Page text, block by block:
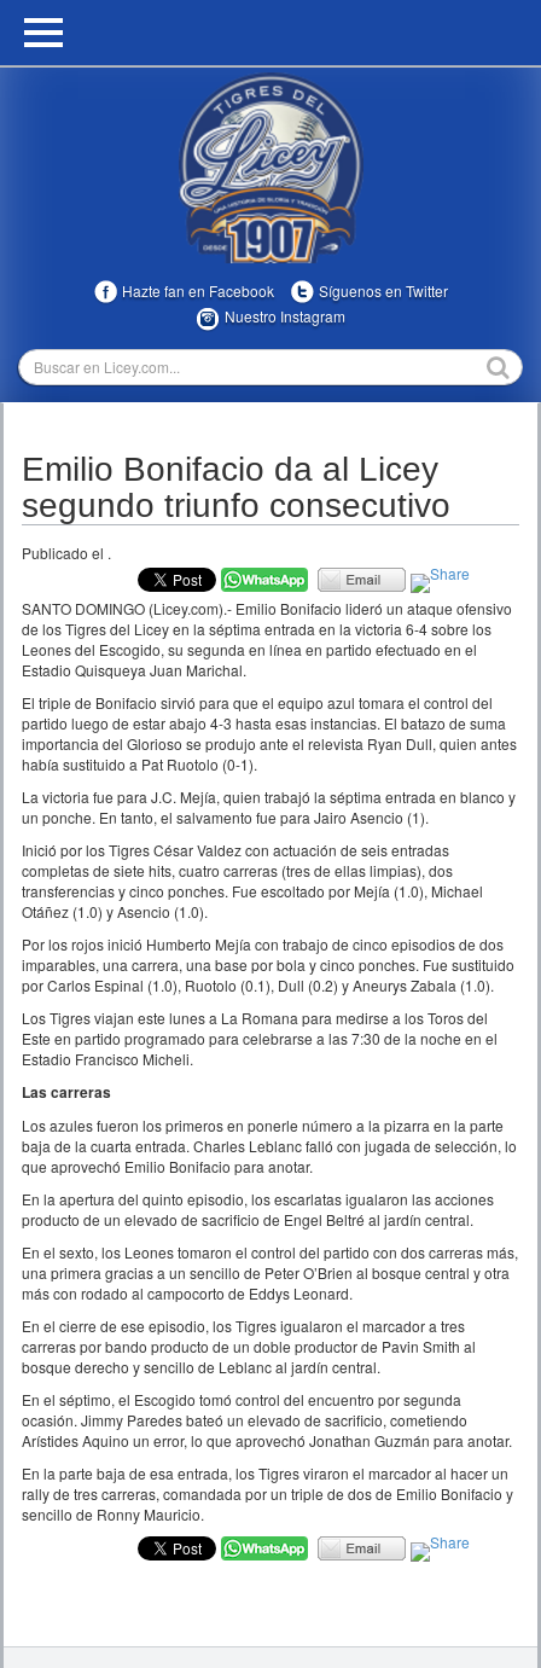
HOME
MULTIMEDIA
TEMPORADAS
Hazte fan en Facebook
Síguenos en Twitter
Nuestro Instagram
Emilio Bonifacio da al Licey
segundo triunfo consecutivo
Publicado el .
SANTO DOMINGO (Licey.com).- Emilio Bonifacio lideró un ataque ofensivo
de los Tigres del Licey en la séptima entrada en la victoria 6-4 sobre los
Leones del Escogido, su segunda en línea en partido efectuado en el
Estadio Quisqueya Juan Marichal.
El triple de Bonifacio sirvió para que el equipo azul tomara el control del
partido luego de estar abajo 4-3 hasta esas instancias. El batazo de suma
importancia del Glorioso se produjo ante el relevista Ryan Dull, quien antes
había sustituido a Pat Ruotolo (0-1).
La victoria fue para J.C. Mejía, quien trabajó la séptima entrada en blanco y
un ponche. En tanto, el salvamento fue para Jairo Asencio (1).
Inició por los Tigres César Valdez con actuación de seis entradas
completas de siete hits, cuatro carreras (tres de ellas limpias), dos
transferencias y cinco ponches. Fue escoltado por Mejía (1.0), Michael
Otáñez (1.0) y Asencio (1.0).
Por los rojos inició Humberto Mejía con trabajo de cinco episodios de dos
imparables, una carrera, una base por bola y cinco ponches. Fue sustituido
por Carlos Espinal (1.0), Ruotolo (0.1), Dull (0.2) y Aneurys Zabala (1.0).
Los Tigres viajan este lunes a La Romana para medirse a los Toros del
Este en partido programado para celebrarse a las 7:30 de la noche en el
Estadio Francisco Micheli.
Las carreras
Los azules fueron los primeros en ponerle número a la pizarra en la parte
baja de la cuarta entrada. Charles Leblanc falló con jugada de selección, lo
que aprovechó Emilio Bonifacio para anotar.
En la apertura del quinto episodio, los escarlatas igualaron las acciones
producto de un elevado de sacrificio de Engel Beltré al jardín central.
En el sexto, los Leones tomaron el control del partido con dos carreras más,
una primera gracias a un sencillo de Peter O’Brien al bosque central y otra
más con rodado al campocorto de Eddys Leonard.
En el cierre de ese episodio, los Tigres igualaron el marcador a tres
carreras por bando producto de un doble productor de Pavin Smith al
bosque derecho y sencillo de Leblanc al jardín central.
En el séptimo, el Escogido tomó control del encuentro por segunda
ocasión. Jimmy Paredes bateó un elevado de sacrificio, cometiendo
Arístides Aquino un error, lo que aprovechó Jonathan Guzmán para anotar.
En la parte baja de esa entrada, los Tigres viraron el marcador al hacer un
rally de tres carreras, comandada por un triple de dos de Emilio Bonifacio y
sencillo de Ronny Mauricio.